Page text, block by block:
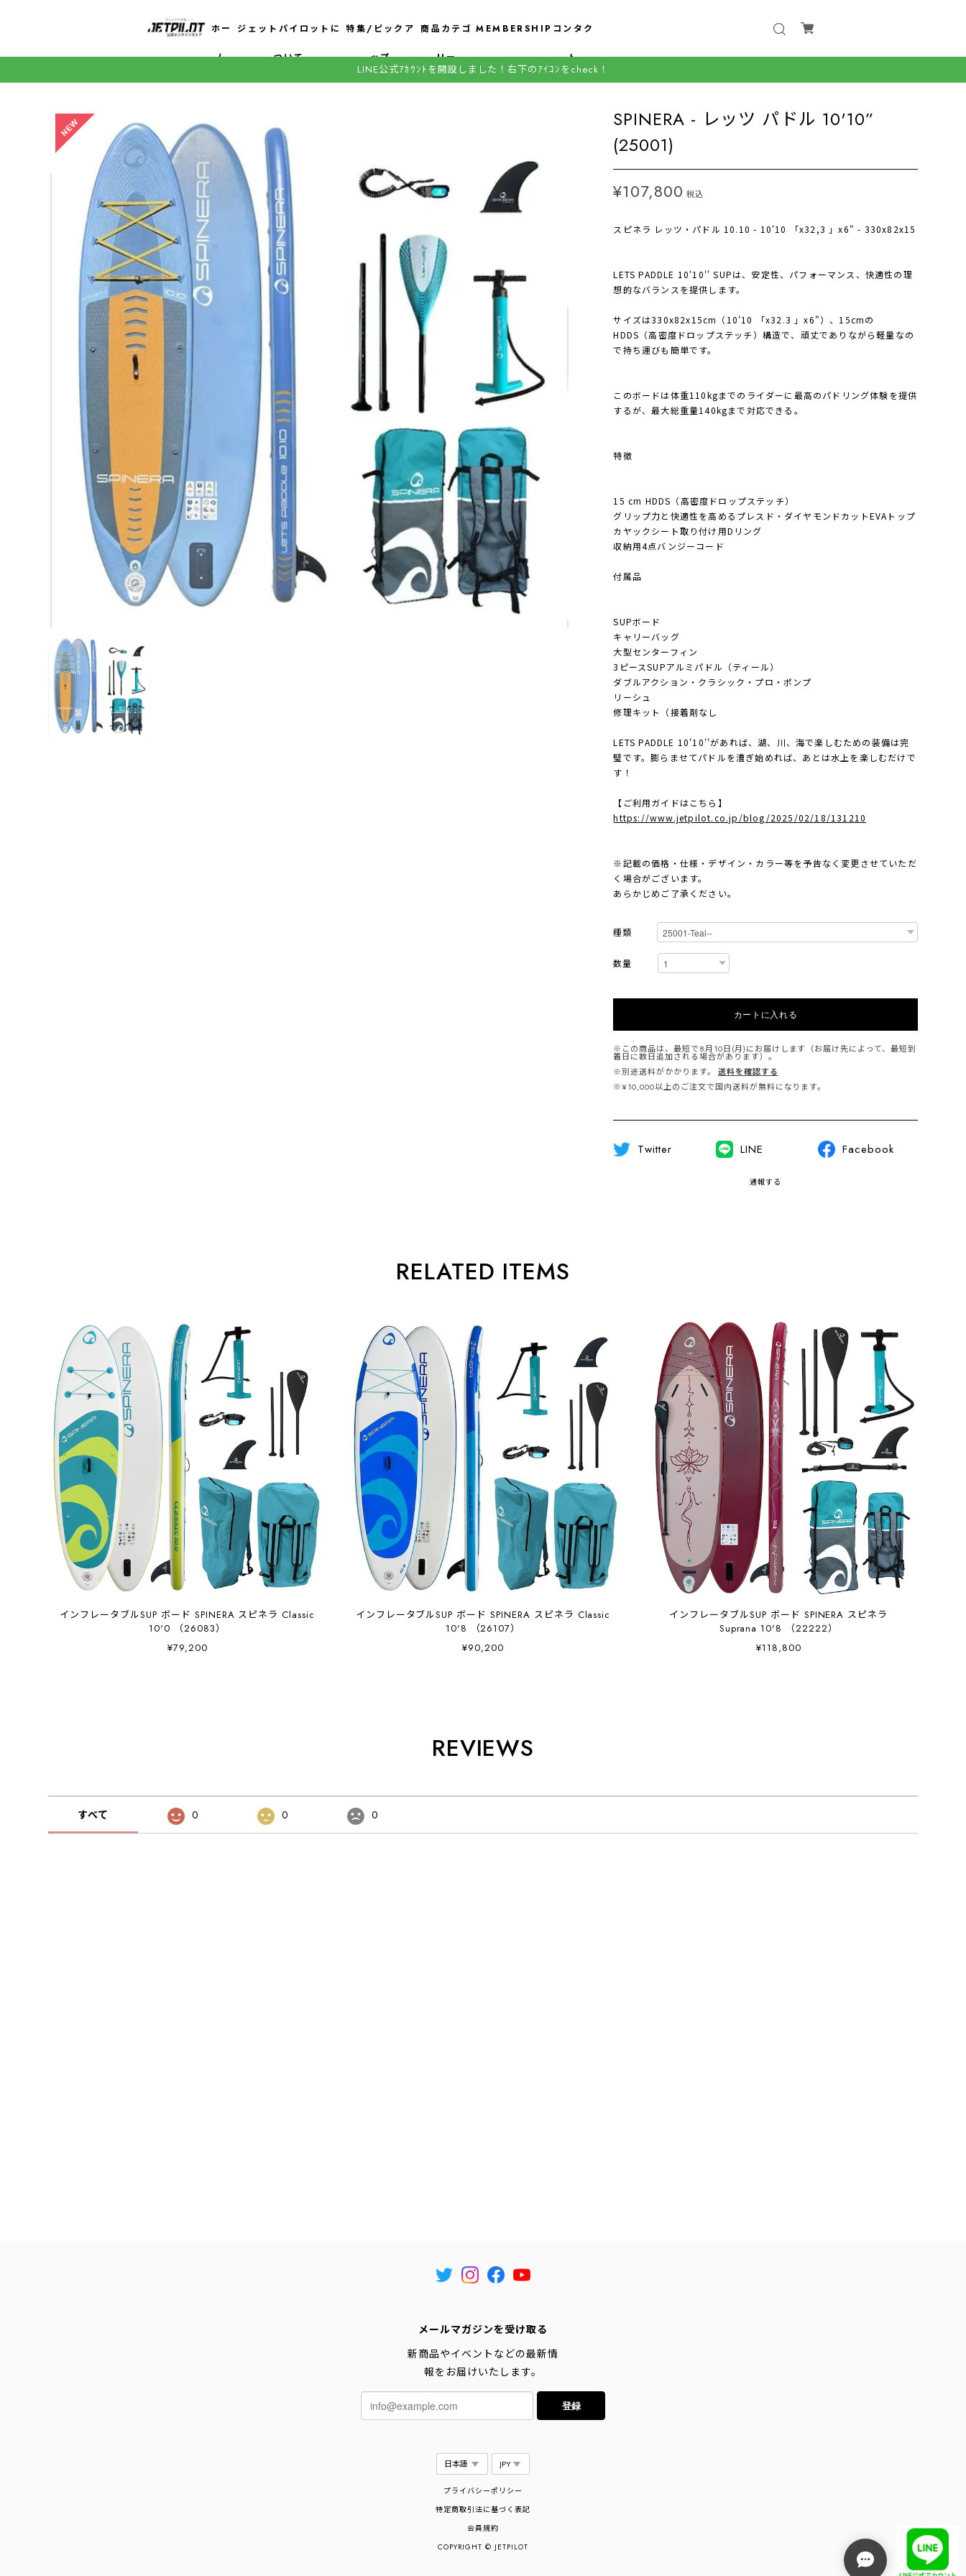
ホー
ム
ジェットパイロットに
ついて
特集/ピックア
ップ
商品カテゴ
リー
MEMBERSHIP コンタク
ト
LINE公式ｱｶｳﾝﾄを開設しました！右下のｱｲｺﾝをcheck！
SPINERA - レッツ パドル 10'10”
(25001)
¥107,800 税込
スピネラ レッツ・パドル 10.10 - 10'10 「x32,3 」x6" - 330x82x15
LETS PADDLE 10'10'' SUPは、安定性、パフォーマンス、快適性の理
想的なバランスを提供します。
サイズは330x82x15cm（10'10 「x32.3 」x6"）、15cmの
HDDS（高密度ドロップステッチ）構造で、頑丈でありながら軽量なの
で持ち運びも簡単です。
このボードは体重110kgまでのライダーに最高のパドリング体験を提供
するが、最大総重量140kgまで対応できる。
特徴
15 cm HDDS（高密度ドロップステッチ）
グリップ力と快適性を高めるプレスド・ダイヤモンドカットEVAトップ
カヤックシート取り付け用Dリング
収納用4点バンジーコード
付属品
SUPボード
キャリーバッグ
大型センターフィン
3ピースSUPアルミパドル（ティール）
ダブルアクション・クラシック・プロ・ポンプ
リーシュ
修理キット（接着剤なし
LETS PADDLE 10'10''があれば、湖、川、海で楽しむための装備は完
璧です。膨らませてパドルを漕ぎ始めれば、あとは水上を楽しむだけで
す！
【ご利用ガイドはこちら】
https://www.jetpilot.co.jp/blog/2025/02/18/131210
※記載の価格・仕様・デザイン・カラー等を予告なく変更させていただ
く場合がございます。
あらかじめご了承ください。
種類
数量
カートに入れる
※この商品は、最短で8月10日(月)にお届けします（お届け先によって、最短到
着日に数日追加される場合があります）。
※別途送料がかかります。
送料を確認する
※¥10,000以上のご注文で国内送料が無料になります。
Twitter LINE Facebook
通報する
RELATED ITEMS
インフレータブルSUP ボード SPINERA スピネラ Classic
10'0 （26083）
¥79,200
インフレータブルSUP ボード SPINERA スピネラ Classic
10'8 （26107）
¥90,200
インフレータブルSUP ボード SPINERA スピネラ
Suprana 10'8 （22222）
¥118,800
REVIEWS
すべて 0 0 0
メールマガジンを受け取る
新商品やイベントなどの最新情
報をお届けいたします。
登録
プライバシーポリシー
特定商取引法に基づく表記
会員規約
COPYRIGHT © JETPILOT